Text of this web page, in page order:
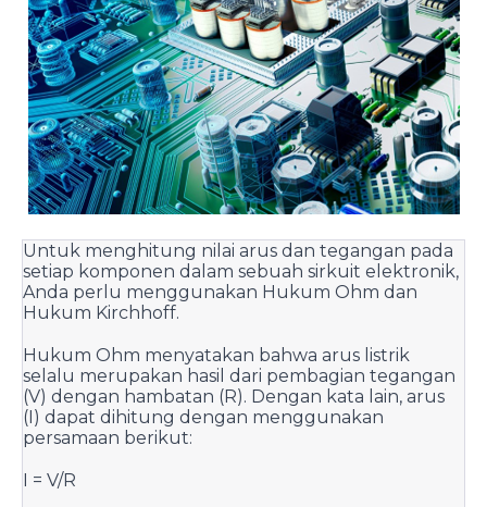
Untuk menghitung nilai arus dan tegangan pada
setiap komponen dalam sebuah sirkuit elektronik,
Anda perlu menggunakan Hukum Ohm dan
Hukum Kirchhoff.
Hukum Ohm menyatakan bahwa arus listrik
selalu merupakan hasil dari pembagian tegangan
(V) dengan hambatan (R). Dengan kata lain, arus
(I) dapat dihitung dengan menggunakan
persamaan berikut:
I = V/R